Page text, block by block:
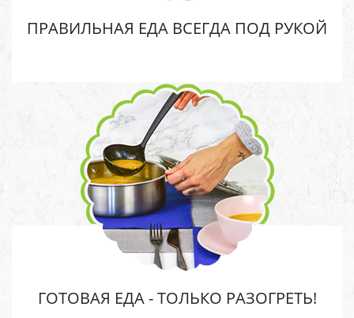
ПРАВИЛЬНАЯ ЕДА ВСЕГДА ПОД РУКОЙ
ГОТОВАЯ ЕДА - ТОЛЬКО РАЗОГРЕТЬ!